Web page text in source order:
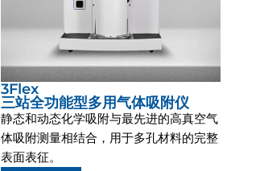
3Flex
三站全功能型多用气体吸附仪
静态和动态化学吸附与最先进的高真空气
体吸附测量相结合，用于多孔材料的完整
表面表征。